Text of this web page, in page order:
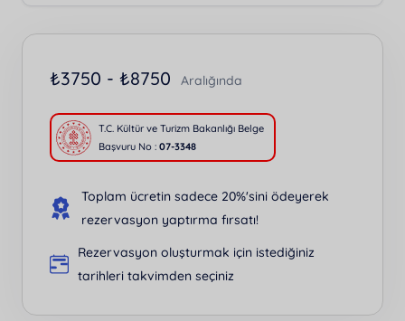
₺3750 - ₺8750 Aralığında
T.C. Kültür ve Turizm Bakanlığı Belge
Başvuru No :07-3348
Toplam ücretin sadece 20%'sini ödeyerek
rezervasyon yaptırma fırsatı!
Rezervasyon oluşturmak için istediğiniz
tarihleri takvimden seçiniz